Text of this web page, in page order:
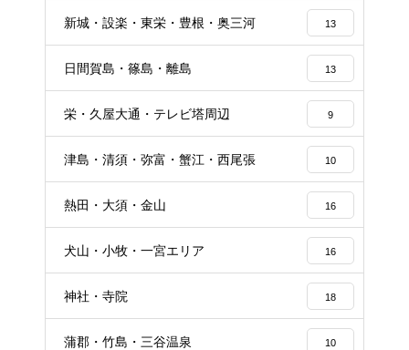
新城・設楽・東栄・豊根・奥三河 13
日間賀島・篠島・離島 13
栄・久屋大通・テレビ塔周辺 9
津島・清須・弥富・蟹江・西尾張 10
熱田・大須・金山 16
犬山・小牧・一宮エリア 16
神社・寺院 18
蒲郡・竹島・三谷温泉 10